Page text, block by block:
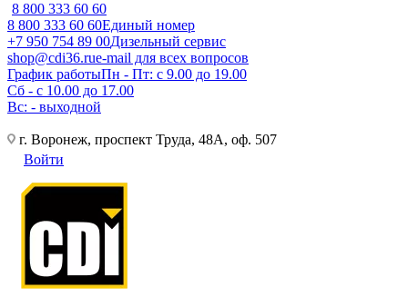
8 800 333 60 60
8 800 333 60 60Единый номер
+7 950 754 89 00Дизельный сервис
shop@cdi36.rue-mail для всех вопросов
График работыПн - Пт: с 9.00 до 19.00
Сб - с 10.00 до 17.00
Вс: - выходной
г. Воронеж, проспект Труда, 48А, оф. 507
Войти